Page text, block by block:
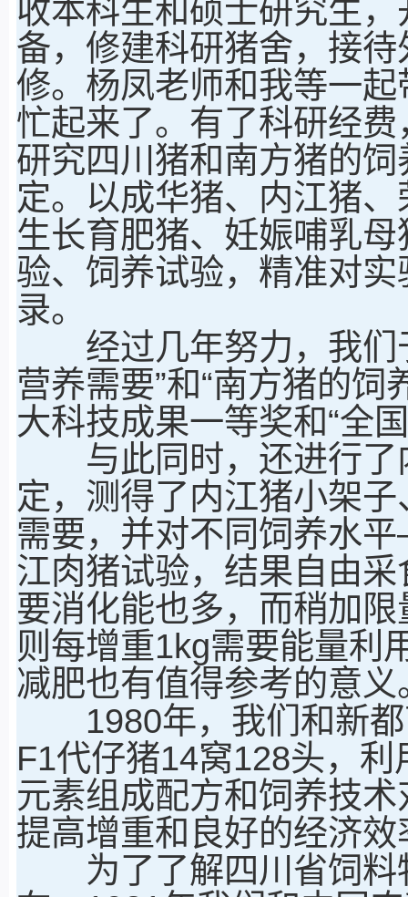
收本科生和硕士研究生
备，修建科研猪舍，接
修。杨凤老师和我等一
忙起来了。有了科研经
研究四川猪和南方猪的
定。以成华猪、内江猪
生长育肥猪、妊娠哺乳
验、饲养试验，精准对
录。
经过几年努力，我们
营养需要”和“南方猪的
大科技成果一等奖和“全
与此同时，还进行了
定，测得了内江猪小架
需要，并对不同饲养水
江肉猪试验，结果自由
要消化能也多，而稍加
则每增重1kg需要能量利
减肥也有值得参考的意义
1980年，我们和新都
F1代仔猪14窝128头，
元素组成配方和饲养技
提高增重和良好的经济效
为了了解四川省饲料